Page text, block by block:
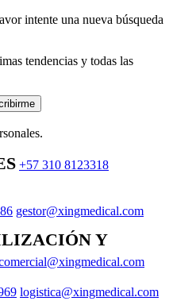
intente una nueva búsqueda
tendencias y todas las
+57 310 8123318
gestor@xingmedical.com
Y
logistica@xingmedical.com